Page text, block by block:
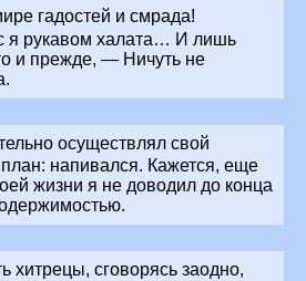
гадостей и смрада!
я рукавом халата… И лишь
и прежде, — Ничуть не
осуществлял свой
напивался. Кажется, еще
жизни я не доводил до конца
хитрецы, сговорясь заодно,